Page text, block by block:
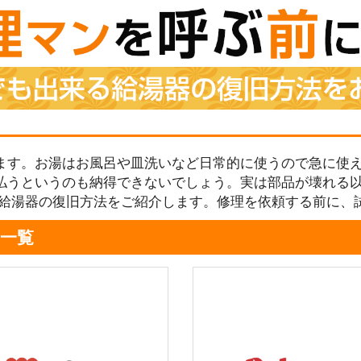
。お湯はお風呂や皿洗いなど日常的に使うので急に使
というのも納得できないでしょう。実は部品が壊れる
湯器の復旧方法をご紹介します。修理を依頼する前に、
覧